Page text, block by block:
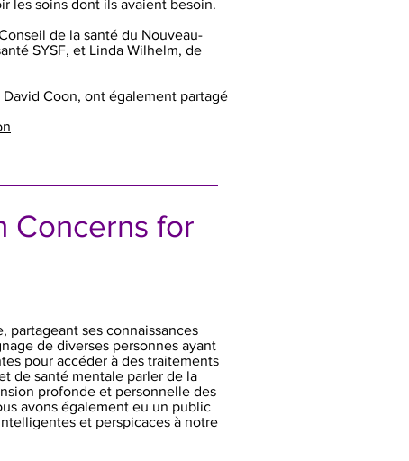
les soins dont ils avaient besoin.
de la santé du Nouveau-
SYSF, et Linda Wilhelm, de
Coon, ont également partagé
Concerns for
partageant ses connaissances
de diverses personnes ayant
pour accéder à des traitements
de santé mentale parler de la
profonde et personnelle des
avons également eu un public
et perspicaces à notre